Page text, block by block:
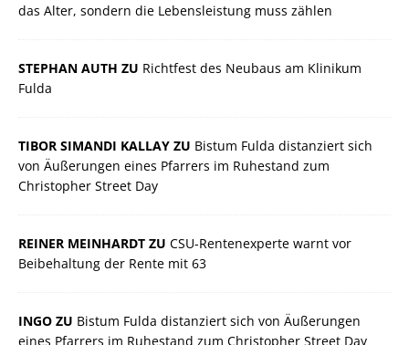
das Alter, sondern die Lebensleistung muss zählen
STEPHAN AUTH ZU Richtfest des Neubaus am Klinikum
Fulda
TIBOR SIMANDI KALLAY ZU Bistum Fulda distanziert sich
von Äußerungen eines Pfarrers im Ruhestand zum
Christopher Street Day
REINER MEINHARDT ZU CSU-Rentenexperte warnt vor
Beibehaltung der Rente mit 63
INGO ZU Bistum Fulda distanziert sich von Äußerungen
eines Pfarrers im Ruhestand zum Christopher Street Day